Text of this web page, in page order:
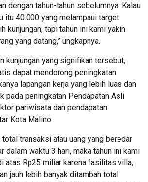
dengan tahun-tahun sebelumnya. Kalau
itu 40.000 yang melampaui target
kunjungan, tapi tahun ini kami yakin
yang datang,” ungkapnya.
kunjungan yang signifikan tersebut,
dapat mendorong peningkatan
lapangan kerja yang lebih luas dan
pada peningkatan Pendapatan Asli
pariwisata dan pendapatan
Kota Malino.
total transaksi atau uang yang beredar
dalam waktu 3 hari, maka tahun ini kami
atas Rp25 miliar karena fasilitas villa,
jauh lebih banyak ditambah total